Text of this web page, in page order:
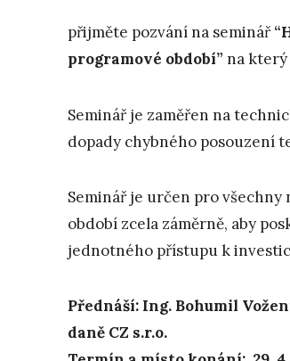
přijměte pozvání na seminář
programové období” na který
Seminář je zaměřen na
dopady chybného posouzení
Seminář je určen pro
období zcela záměrně, aby
jednotného přístupu k
Přednáší: Ing. Bohumil
daně CZ s.r.o.